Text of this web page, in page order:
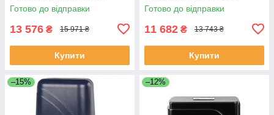
Готово до відправки
13 576 ₴ 15 971 ₴
Купити
Готово до відправки
11 682 ₴ 13 743 ₴
Купити
–15% –12%